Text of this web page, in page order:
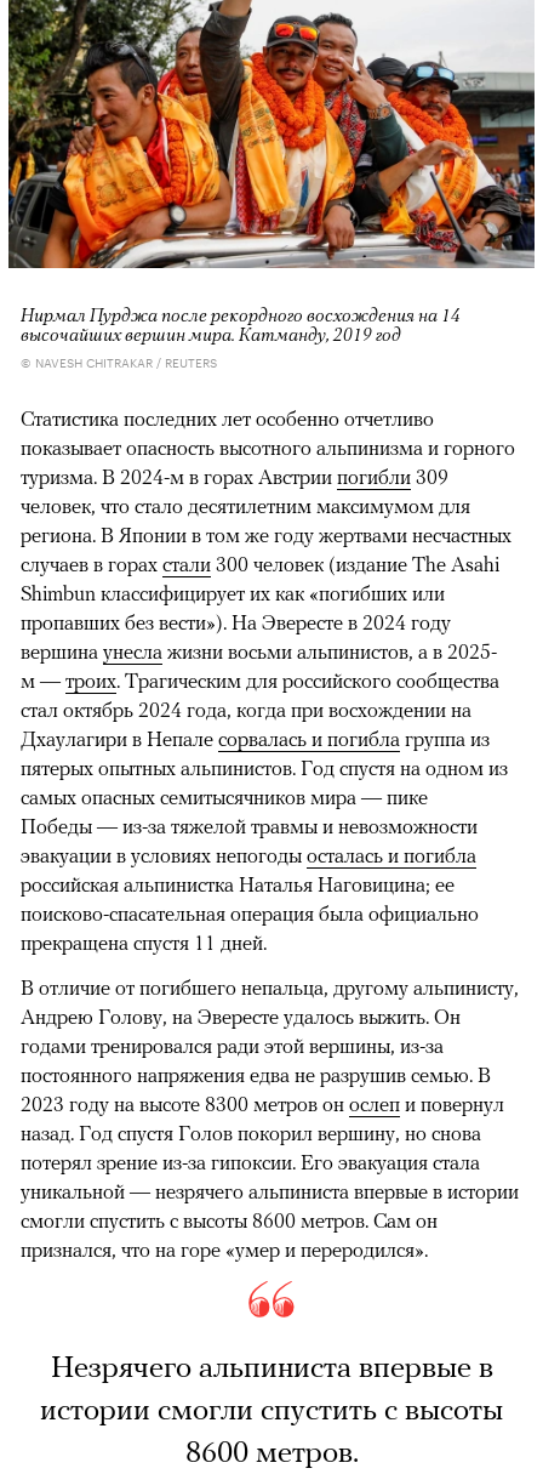
Нирмал Пурджа после рекордного восхождения на 14
высочайших вершин мира. Катманду, 2019 год
© NAVESH CHITRAKAR / REUTERS
Статистика последних лет особенно отчетливо
показывает опасность высотного альпинизма и горного
туризма. В 2024-м в горах Австрии погибли 309
человек, что стало десятилетним максимумом для
региона. В Японии в том же году жертвами несчастных
случаев в горах стали 300 человек (издание The Asahi
Shimbun классифицирует их как «погибших или
пропавших без вести»). На Эвересте в 2024 году
вершина унесла жизни восьми альпинистов, а в 2025-
м — троих. Трагическим для российского сообщества
стал октябрь 2024 года, когда при восхождении на
Дхаулагири в Непале сорвалась и погибла группа из
пятерых опытных альпинистов. Год спустя на одном из
самых опасных семитысячников мира — пике
Победы — из-за тяжелой травмы и невозможности
эвакуации в условиях непогоды осталась и погибла
российская альпинистка Наталья Наговицина; ее
поисково-спасательная операция была официально
прекращена спустя 11 дней.
В отличие от погибшего непальца, другому альпинисту,
Андрею Голову, на Эвересте удалось выжить. Он
годами тренировался ради этой вершины, из-за
постоянного напряжения едва не разрушив семью. В
2023 году на высоте 8300 метров он ослеп и повернул
назад. Год спустя Голов покорил вершину, но снова
потерял зрение из-за гипоксии. Его эвакуация стала
уникальной — незрячего альпиниста впервые в истории
смогли спустить с высоты 8600 метров. Сам он
признался, что на горе «умер и переродился».
Незрячего альпиниста впервые в
истории смогли спустить с высоты
8600 метров.